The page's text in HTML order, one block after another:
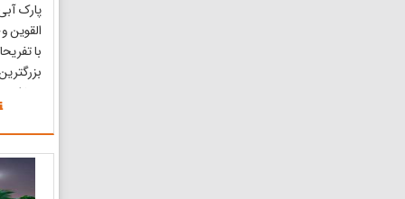
پارک
القوین
با
دبی
ساکنان
کمتر
برای